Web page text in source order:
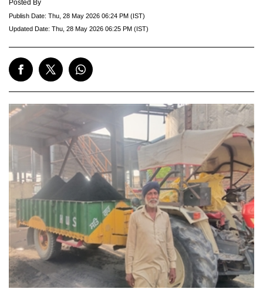
Posted By
Publish Date: Thu, 28 May 2026 06:24 PM (IST)
Updated Date: Thu, 28 May 2026 06:25 PM (IST)